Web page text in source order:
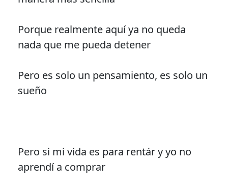
Porque realmente aquí ya no queda
nada que me pueda detener
Pero es solo un pensamiento, es solo un
sueño
Pero si mi vida es para rentár y yo no
aprendí a comprar